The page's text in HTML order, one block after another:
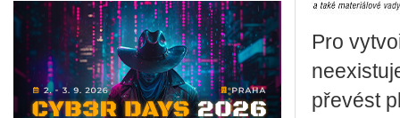
Pro
převést